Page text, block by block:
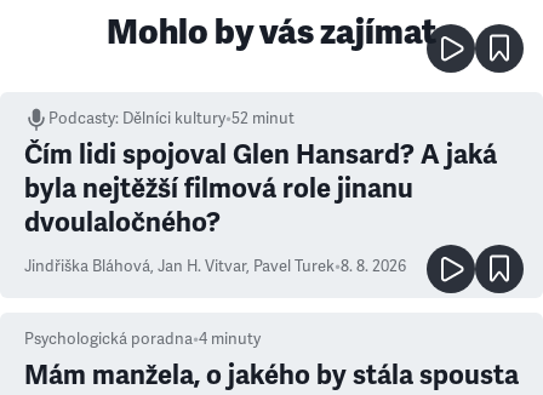
Mohlo by vás zajímat
Podcasty: Dělníci kultury•52 minut
Čím lidi spojoval Glen Hansard? A jaká
byla nejtěžší filmová role jinanu
dvoulaločného?
Jindřiška Bláhová, Jan H. Vitvar, Pavel Turek•8. 8. 2026
Psychologická poradna•4 minuty
Mám manžela, o jakého by stála spousta